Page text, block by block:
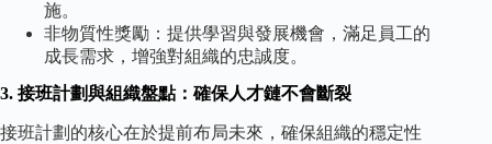
施。
非物質性獎勵：提供學習與發展機會，滿足員工的
成長需求，增強對組織的忠誠度。
3. 接班計劃與組織盤點：確保人才鏈不會斷裂
接班計劃的核心在於提前布局未來，確保組織的穩定性